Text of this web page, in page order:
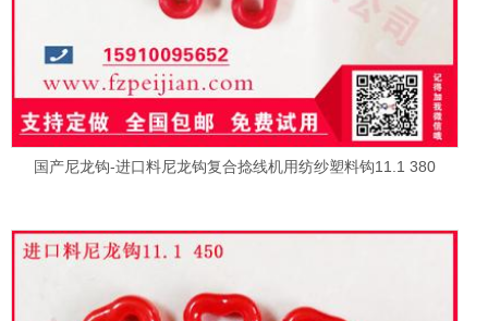
国产尼龙钩-进口料尼龙钩复合捻线机用纺纱塑料钩11.1 380